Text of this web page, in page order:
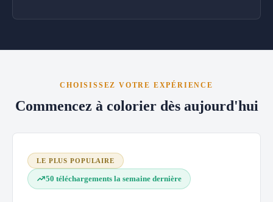
CHOISISSEZ VOTRE EXPÉRIENCE
Commencez à colorier dès aujourd'hui
LE PLUS POPULAIRE
50 téléchargements la semaine dernière